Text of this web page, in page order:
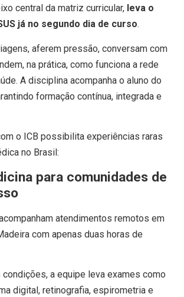
central da matriz curricular, leva o
já no segundo dia de curso.
aferem pressão, conversam com
na prática, como funciona a rede
A disciplina acompanha o aluno do
formação contínua, integrada e
o ICB possibilita experiências raras
no Brasil:
para comunidades de
atendimentos remotos em
com apenas duas horas de
a equipe leva exames como
digital, retinografia, espirometria e